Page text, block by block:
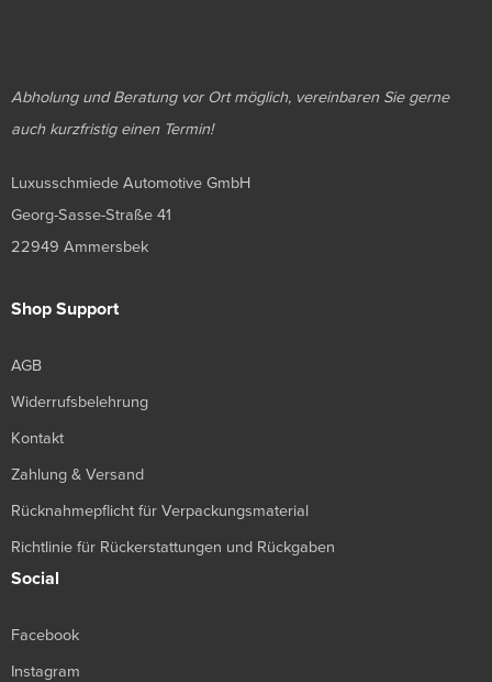
Abholung und Beratung vor Ort möglich, vereinbaren Sie gerne
auch kurzfristig einen Termin!
Luxusschmiede Automotive GmbH
Georg-Sasse-Straße 41
22949 Ammersbek
Shop Support
AGB
Widerrufsbelehrung
Kontakt
Zahlung & Versand
Rücknahmepflicht für Verpackungsmaterial
Richtlinie für Rückerstattungen und Rückgaben
Social
Facebook
Instagram